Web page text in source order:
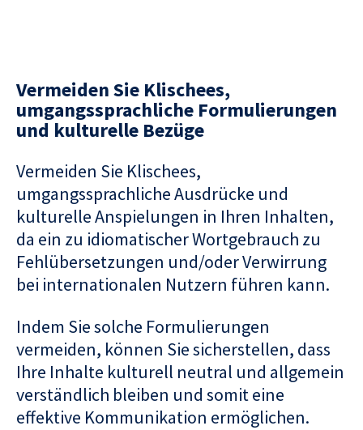
Vermeiden Sie Klischees,
umgangssprachliche Formulierungen
und kulturelle Bezüge
Vermeiden Sie Klischees,
umgangssprachliche Ausdrücke und
kulturelle Anspielungen in Ihren Inhalten,
da ein zu idiomatischer Wortgebrauch zu
Fehlübersetzungen und/oder Verwirrung
bei internationalen Nutzern führen kann.
Indem Sie solche Formulierungen
vermeiden, können Sie sicherstellen, dass
Ihre Inhalte kulturell neutral und allgemein
verständlich bleiben und somit eine
effektive Kommunikation ermöglichen.